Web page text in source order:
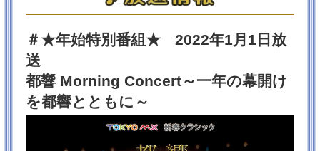
【指揮】アラン・ギルバート
2026/01/01
★お年玉プレゼント企画★1/12まで
皆様 あけましておめでとうございます！今年も皆様
に癒やしと活力の音楽時間をお届けできますよう精進
してまいります♪
TOKYOMX開局30周年を記念して感謝のお年玉キャン
ペーンを実施します！
♪♪♪都響の❝最新CD❞を10名にプレゼント♪♪♪（※発送は
2月上旬予定）詳しくはプレゼントページをご覧くださ
＃★年始特別番組★
2022年1月1日放
送
都響 Morning Concert～一年の幕開け
を都響とともに～